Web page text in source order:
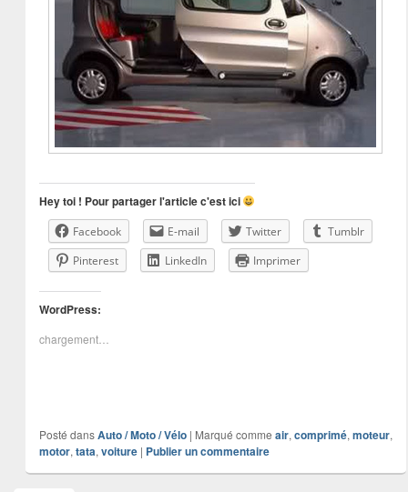
Hey toi ! Pour partager l'article c'est ici
Facebook E-mail Twitter
Tumblr
Pinterest
LinkedIn Imprimer
WordPress:
chargement…
Posté dans Auto / Moto / Vélo | Marqué comme air, comprimé, moteur,
motor, tata, voiture | Publier un commentaire